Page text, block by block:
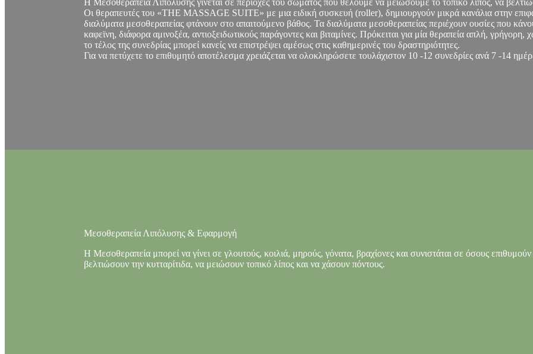
Οι θεραπευτές του «THE MASSAGE SUITE» με μια ειδική συσκευή (roller), δημιουργούν μικρά κανάλια στην
διαλύματα μεσοθεραπείας φτάνουν στο απαιτούμενο βάθος. Τα διαλύματα μεσοθεραπείας περιέχουν ουσίες που
καφεϊνη, διάφορα αμινοξέα, αντιοξειδωτικούς παράγοντες και βιταμίνες. Πρόκειται για μία θεραπεία απλή,
το τέλος της συνεδρίας μπορεί κανείς να επιστρέψει αμέσως στις καθημερινές του δραστηριότητες.
Για να πετύχετε το επιθυμητό αποτέλεσμα χρειάζεται να ολοκληρώσετε τουλάχιστον 10 -12 συνεδρίες ανά 7 -14
Μεσοθεραπεία Λιπόλυσης & Εφαρμογή
Η Μεσοθεραπεία μπορεί να γίνει σε γλουτούς, κοιλιά, μηρούς, γόνατα, βραχίονες και συνιστάται σε όσους
βελτιώσουν την κυτταρίτιδα, να μειώσουν τοπικό λίπος και να χάσουν πόντους.